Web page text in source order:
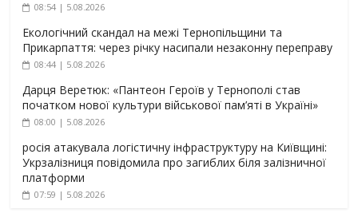
08:54 | 5.08.2026
Екологічний скандал на межі Тернопільщини та
Прикарпаття: через річку насипали незаконну переправу
08:44 | 5.08.2026
Дарця Веретюк: «Пантеон Героїв у Тернополі став
початком нової культури військової пам’яті в Україні»
08:00 | 5.08.2026
росія атакувала логістичну інфраструктуру на Київщині:
Укрзалізниця повідомила про загиблих біля залізничної
платформи
07:59 | 5.08.2026